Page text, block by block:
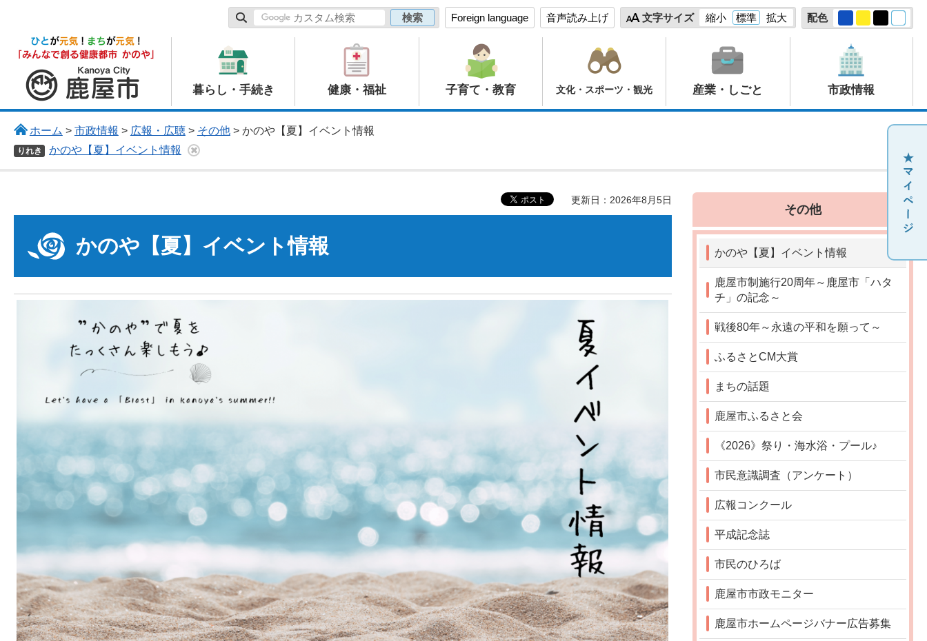
Foreign language 音声読み上げ 文字サイズ 縮小 標準 拡大 配色
鹿屋市
暮らし・手続き 健康・福祉 子育て・教育 文化・スポーツ・観光 産業・しごと 市政情報
ホーム > 市政情報 > 広報・広聴> その他> かのや【夏】イベント情報
りれき かのや【夏】イベント情報
更新日：2026年8月5日
かのや【夏】イベント情報
その他
かのや【夏】イベント情報
鹿屋市制施行20周年～鹿屋市「ハタ
チ」の記念～
戦後80年～永遠の平和を願って～
ふるさとCM大賞
まちの話題
鹿屋市ふるさと会
《2026》祭り・海水浴・プール♪
市民意識調査（アンケート）
広報コンクール
平成記念誌
市民のひろば
鹿屋市市政モニター
鹿屋市ホームページバナー広告募集